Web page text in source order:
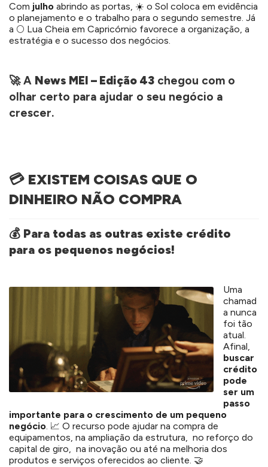
Com julho abrindo as portas, ☀️ o Sol coloca em evidência
o planejamento e o trabalho para o segundo semestre. Já
a 🌕 Lua Cheia em Capricórnio favorece a organização, a
estratégia e o sucesso dos negócios.
🚀 A News MEI – Edição 43 chegou com o
olhar certo para ajudar o seu negócio a
crescer.
💳 EXISTEM COISAS QUE O
DINHEIRO NÃO COMPRA
💰 Para todas as outras existe crédito
para os pequenos negócios!
Uma
chamad
a nunca
foi tão
atual.
Afinal,
buscar
crédito
pode
ser um
passo
importante para o crescimento de um pequeno
negócio. 📈 O recurso pode ajudar na compra de
equipamentos, na ampliação da estrutura, no reforço do
capital de giro, na inovação ou até na melhoria dos
produtos e serviços oferecidos ao cliente. 🤝